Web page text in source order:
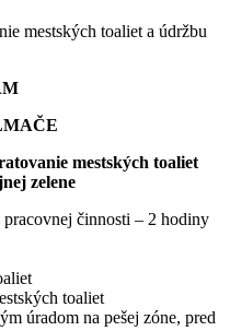
mestských toaliet a údržbu
mestských toaliet
zelene
činnosti – 2 hodiny
toaliet
úradom na pešej zóne, pred